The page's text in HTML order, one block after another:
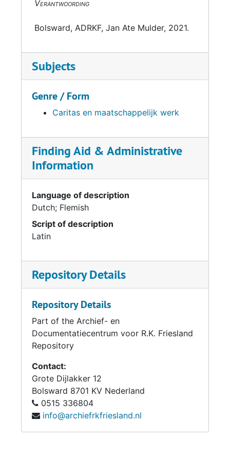
Verantwoording
Bolsward, ADRKF, Jan Ate Mulder, 2021.
Subjects
Genre / Form
Caritas en maatschappelijk werk
Finding Aid & Administrative
Information
Language of description
Dutch; Flemish
Script of description
Latin
Repository Details
Repository Details
Part of the Archief- en
Documentatiecentrum voor R.K. Friesland
Repository
Contact:
Grote Dijlakker 12
Bolsward 8701 KV Nederland
0515 336804
info@archiefrkfriesland.nl